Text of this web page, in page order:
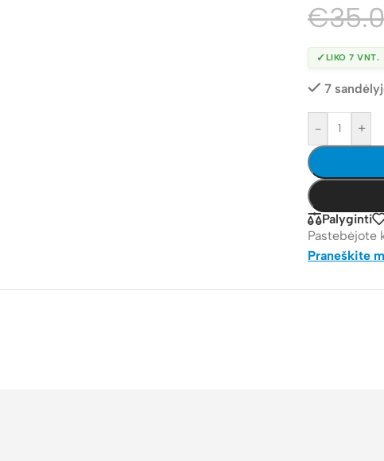
€
✓ LIKO 7 VNT.
7
- +
Palyginti
Pastebėjote
Praneškite